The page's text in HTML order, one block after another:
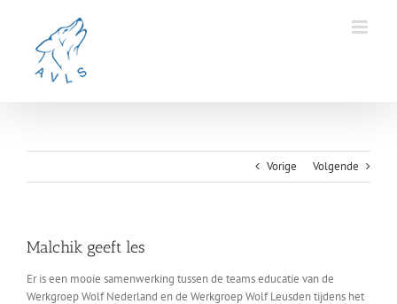
Vorige Volgende
Malchik geeft les
Er is een mooie samenwerking tussen de teams educatie van de
Werkgroep Wolf Nederland en de Werkgroep Wolf Leusden tijdens het